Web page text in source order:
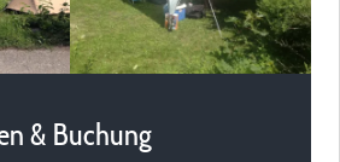
& Buchung